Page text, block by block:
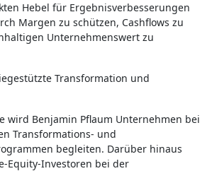
Hebel für Ergebnisverbesserungen
Margen zu schützen, Cashflows zu
Unternehmenswert zu
Transformation und
wird Benjamin Pflaum Unternehmen bei
Transformations- und
begleiten. Darüber hinaus
Equity-Investoren bei der